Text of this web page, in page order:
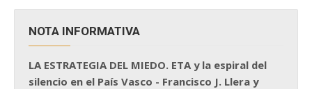
NOTA INFORMATIVA
LA ESTRATEGIA DEL MIEDO. ETA y la espiral del
silencio en el País Vasco - Francisco J. Llera y